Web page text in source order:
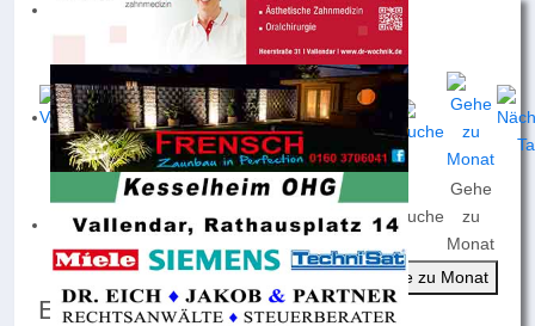
Nach
Jahr
Nach
Monat
Nach
Woche
Heute Suche
Gehe
zu
Monat
Gehe zu Monat
Events für